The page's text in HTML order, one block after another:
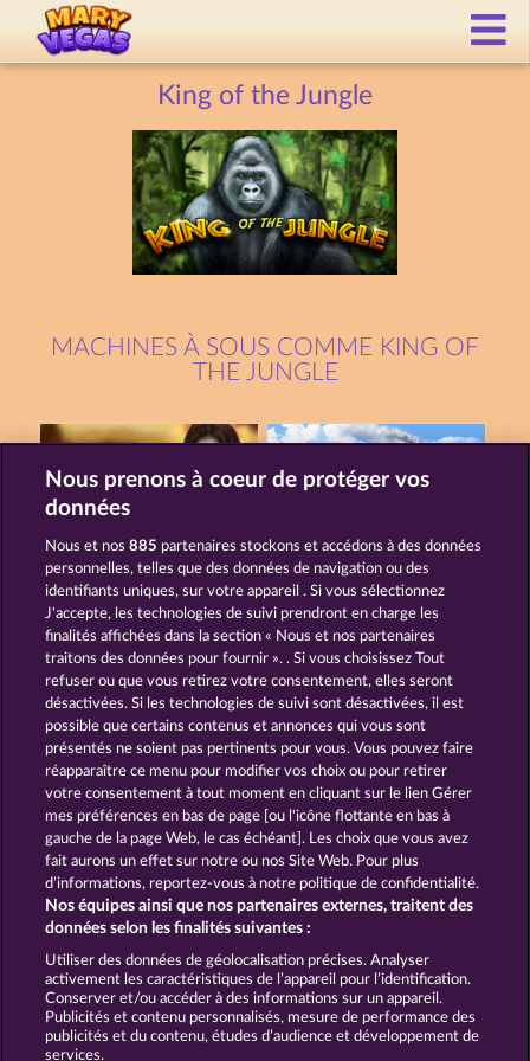
King of the Jungle
MACHINES À SOUS COMME KING OF
THE JUNGLE
Black Beauty Wild Rapa Nui
Night Wolves Atlantic Wilds
CGU Charte de confidentialité
Mentions légales Société FAQ
Programme d'affiliation
Envoyer la demande de rétractation
Nous prenons à coeur de protéger vos
données
Nous et nos885 partenaires stockons et accédons à des données
personnelles, telles que des données de navigation ou des
identifiants uniques, sur votre appareil . Si vous sélectionnez
J'accepte, les technologies de suivi prendront en charge les
finalités affichées dans la section « Nous et nos partenaires
traitons des données pour fournir ». . Si vous choisissez Tout
refuser ou que vous retirez votre consentement, elles seront
désactivées. Si les technologies de suivi sont désactivées, il est
possible que certains contenus et annonces qui vous sont
présentés ne soient pas pertinents pour vous. Vous pouvez faire
réapparaître ce menu pour modifier vos choix ou pour retirer
votre consentement à tout moment en cliquant sur le lien Gérer
mes préférences en bas de page [ou l'icône flottante en bas à
gauche de la page Web, le cas échéant]. Les choix que vous avez
fait aurons un effet sur notre ou nos Site Web. Pour plus
d’informations, reportez-vous à notre politique de confidentialité.
Nos équipes ainsi que nos partenaires externes, traitent des
données selon les finalités suivantes :
Utiliser des données de géolocalisation précises. Analyser
activement les caractéristiques de l’appareil pour l’identification.
Conserver et/ou accéder à des informations sur un appareil.
Publicités et contenu personnalisés, mesure de performance des
publicités et du contenu, études d’audience et développement de
services.